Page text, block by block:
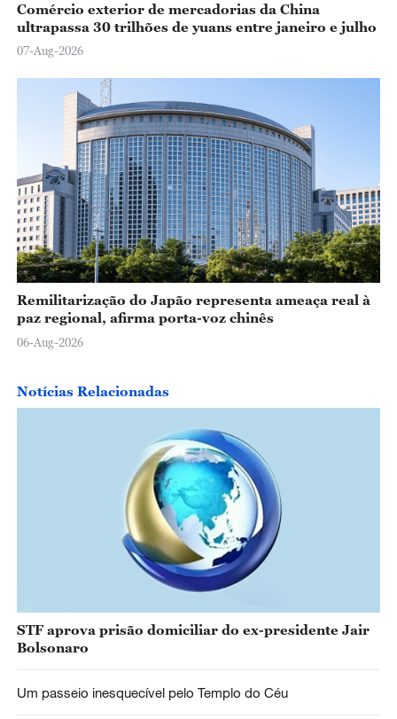
Comércio exterior de mercadorias da China
ultrapassa 30 trilhões de yuans entre janeiro e julho
07-Aug-2026
Remilitarização do Japão representa ameaça real à
paz regional, afirma porta-voz chinês
06-Aug-2026
Notícias Relacionadas
STF aprova prisão domiciliar do ex-presidente Jair
Bolsonaro
Um passeio inesquecível pelo Templo do Céu